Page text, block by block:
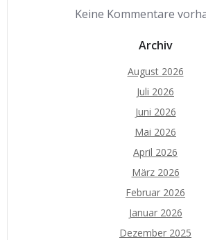
Keine Kommentare
Archiv
August 2026
Juli 2026
Juni 2026
Mai 2026
April 2026
März 2026
Februar 2026
Januar 2026
Dezember 2025